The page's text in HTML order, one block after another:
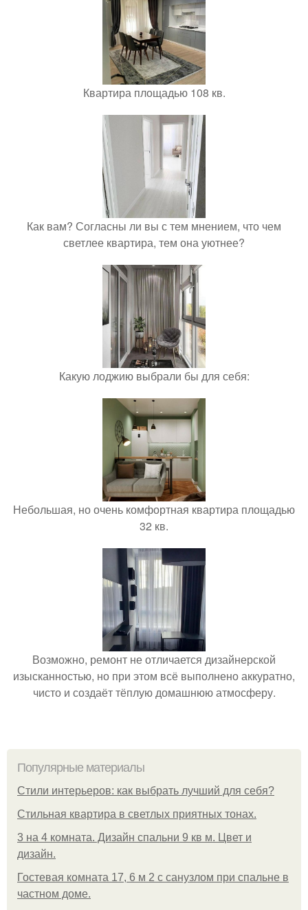
Квартира площадью 108 кв.
Как вам? Согласны ли вы с тем мнением, что чем
светлее квартира, тем она уютнее?
Какую лоджию выбрали бы для себя:
Небольшая, но очень комфортная квартира площадью
32 кв.
Возможно, ремонт не отличается дизайнерской
изысканностью, но при этом всё выполнено аккуратно,
чисто и создаёт тёплую домашнюю атмосферу.
Популярные материалы
Стили интерьеров: как выбрать лучший для себя?
Стильная квартира в светлых приятных тонах.
3 на 4 комната. Дизайн спальни 9 кв м. Цвет и
дизайн.
Гостевая комната 17, 6 м 2 с санузлом при спальне в
частном доме.